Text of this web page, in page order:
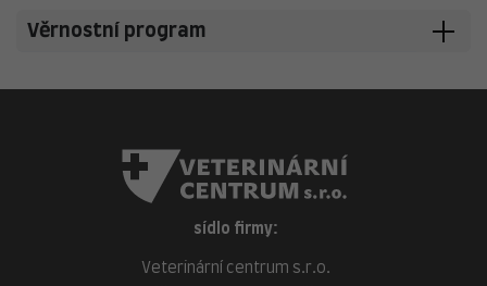
Věrnostní program
sídlo firmy:
Veterinární centrum s.r.o.